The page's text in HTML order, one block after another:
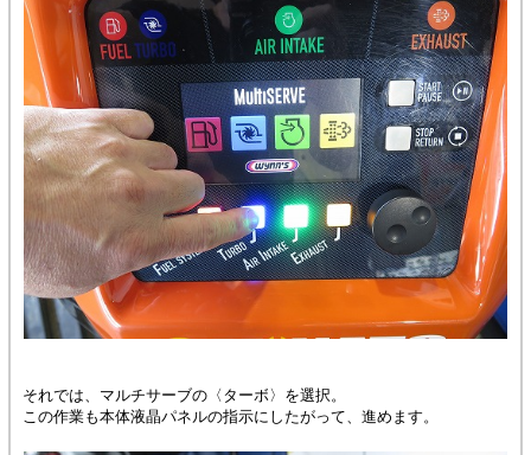
それでは、マルチサーブの〈ターボ〉を選択。
この作業も本体液晶パネルの指示にしたがって、進めます。